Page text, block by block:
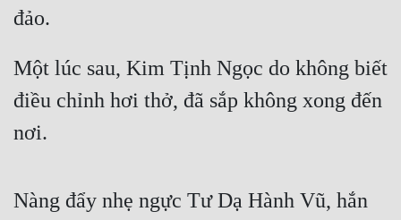
đảo.
Một lúc sau, Kim Tịnh Ngọc do không biết
điều chỉnh hơi thở, đã sắp không xong đến
nơi.
Nàng đẩy nhẹ ngực Tư Dạ Hành Vũ, hắn